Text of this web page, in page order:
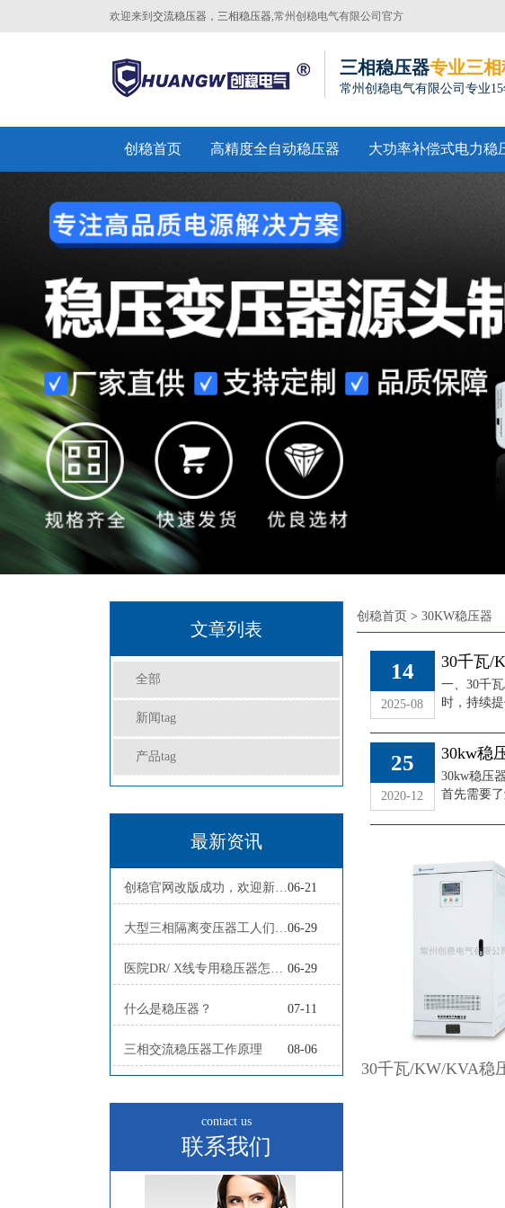
欢迎来到 交流稳压器，三相稳压器,常州创稳电气有限公司官方
三相稳压器专业三相
常州创稳电气有限公司专业
创稳首页 高精度全自动稳压器 大功率补偿式电力稳
文章列表
全部
新闻tag
产品tag
最新资讯
创稳官网改版成功，欢迎新老客户06-21
大型三相隔离变压器工人们正在赶制06-29
医院DR/ X线专用稳压器怎么配？ 06-29
什么是稳压器？ 07-11
三相交流稳压器工作原理 08-06
contact us
联系我们
创稳首页 > 30KW稳压器
14
2025-08
30千瓦/
一、30千
时，持续
25
2020-12
30kw稳
30kw稳压
首先需要
30千瓦/KW/KVA
少钱一台--三相稳
价格